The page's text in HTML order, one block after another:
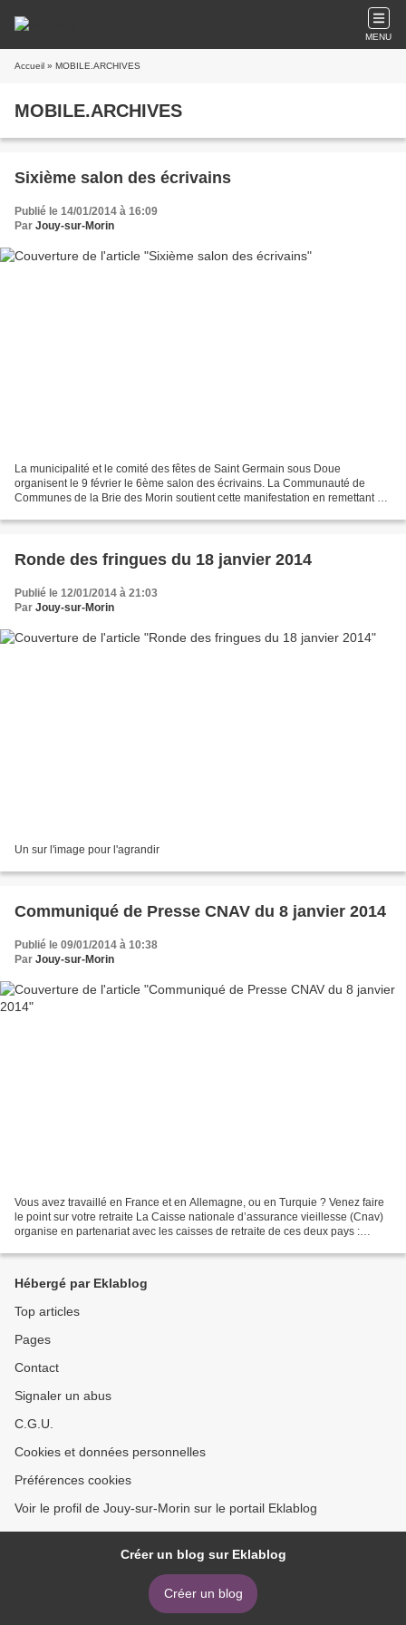
MENU
Accueil » MOBILE.ARCHIVES
MOBILE.ARCHIVES
Sixième salon des écrivains
Publié le 14/01/2014 à 16:09
Par Jouy-sur-Morin
La municipalité et le comité des fêtes de Saint Germain sous Doue
organisent le 9 février le 6ème salon des écrivains. La Communauté de
Communes de la Brie des Morin soutient cette manifestation en remettant ce
Ronde des fringues du 18 janvier 2014
Publié le 12/01/2014 à 21:03
Par Jouy-sur-Morin
Un sur l'image pour l'agrandir
Communiqué de Presse CNAV du 8 janvier 2014
Publié le 09/01/2014 à 10:38
Par Jouy-sur-Morin
Vous avez travaillé en France et en Allemagne, ou en Turquie ? Venez faire
le point sur votre retraite La Caisse nationale d’assurance vieillesse (Cnav)
organise en partenariat avec les caisses de retraite de ces deux pays :
Hébergé par Eklablog
Top articles
Pages
Contact
Signaler un abus
C.G.U.
Cookies et données personnelles
Préférences cookies
Voir le profil de Jouy-sur-Morin sur le portail Eklablog
Créer un blog sur Eklablog
Créer un blog